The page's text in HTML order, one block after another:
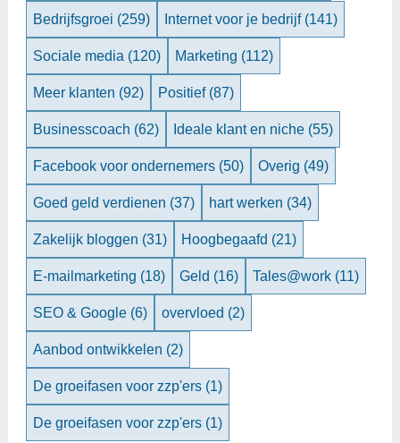
Bedrijfsgroei (259) Internet voor je bedrijf (141)
Sociale media (120) Marketing (112)
Meer klanten (92) Positief (87)
Businesscoach (62) Ideale klant en niche (55)
Facebook voor ondernemers (50) Overig (49)
Goed geld verdienen (37) hart werken (34)
Zakelijk bloggen (31) Hoogbegaafd (21)
E-mailmarketing (18) Geld (16) Tales@work (11)
SEO & Google (6) overvloed (2)
Aanbod ontwikkelen (2)
De groeifasen voor zzp'ers (1)
De groeifasen voor zzp'ers (1)